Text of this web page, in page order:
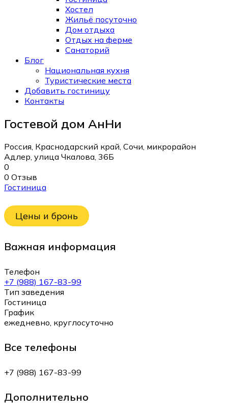
Хостел
Жильё посуточно
Дом отдыха
Отдых на ферме
Санаторий
Блог
Национальная кухня
Туристические места
Добавить гостиницу
Контакты
Гостевой дом АнНи
Россия, Краснодарский край, Сочи, микрорайон
Адлер, улица Чкалова, 36Б
0
0 Отзыв
Гостиница
Цены и бронь
Важная информация
Телефон
+7 (988) 167-83-99
Тип заведения
Гостиница
График
ежедневно, круглосуточно
Все телефоны
+7 (988) 167-83-99
Дополнительно